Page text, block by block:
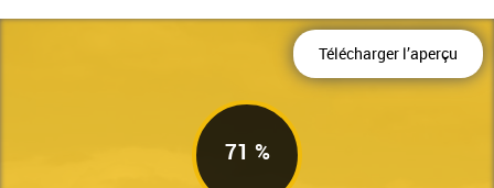
Télécharger l’aperçu
71 %